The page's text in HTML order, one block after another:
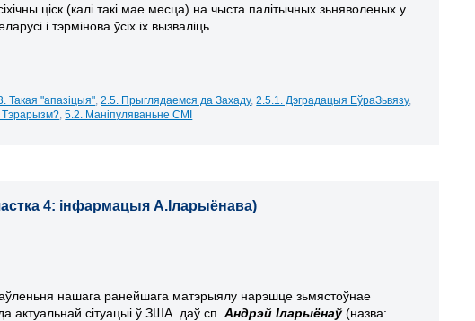
ціск (калі такі мае месца) на чыста палітычных зьняволеных у
і тэрмінова ўсіх іх вызваліць.
Такая "апазіцыя" ,2.5. Прыглядаемся да Захаду,2.5.1. Дэградацыя ЕўраЗьвязу,
Тэрарызм? ,5.2. Маніпуляваньне СМІ
4: інфармацыя А.Іларыёнава)
нашага ранейшага матэрыялу нарэшце зьмястоўнае
актуальнай сітуацыі ў ЗША даў сп.Андрэй Іларыёнаў(назва: